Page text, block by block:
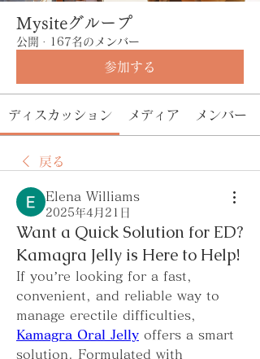
Mysiteグループ
公開 · 167名のメンバー
参加する
ディスカッション メディア メンバー
戻る
Elena Williams
2025年4月21日
Want a Quick Solution for ED?
Kamagra Jelly is Here to Help!
If you’re looking for a fast,
convenient, and reliable way to
Kamagra Oral Jelly offers a smart